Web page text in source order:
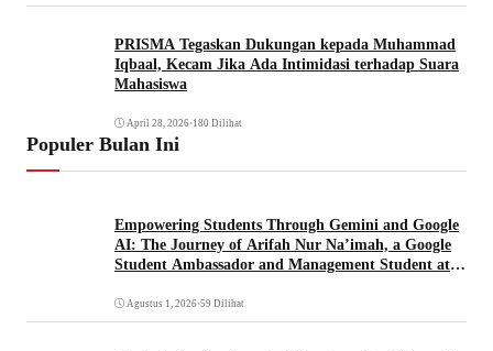
PRISMA Tegaskan Dukungan kepada Muhammad
Iqbaal, Kecam Jika Ada Intimidasi terhadap Suara
Mahasiswa
April 28, 2026•180 Dilihat
Populer Bulan Ini
Empowering Students Through Gemini and Google
AI: The Journey of Arifah Nur Na’imah, a Google
Student Ambassador and Management Student at
Agustus 1, 2026•59 Dilihat